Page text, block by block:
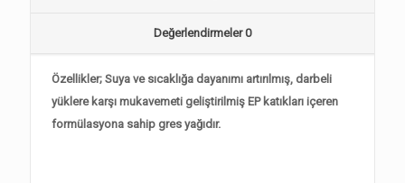
Değerlendirmeler0
Özellikler; Suya ve sıcaklığa dayanımı artırılmış, darbeli
yüklere karşı mukavemeti geliştirilmiş EP katıkları içeren
formülasyona sahip gres yağıdır.